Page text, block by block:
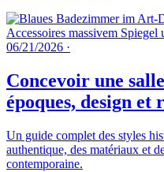
06/21/2026 ·
Concevoir une
époques, design et
Un guide complet des styles
authentique, des matériaux et
contemporaine.